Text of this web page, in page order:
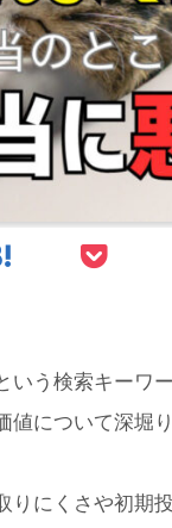
う検索キーワ
について深堀
にくさや初期